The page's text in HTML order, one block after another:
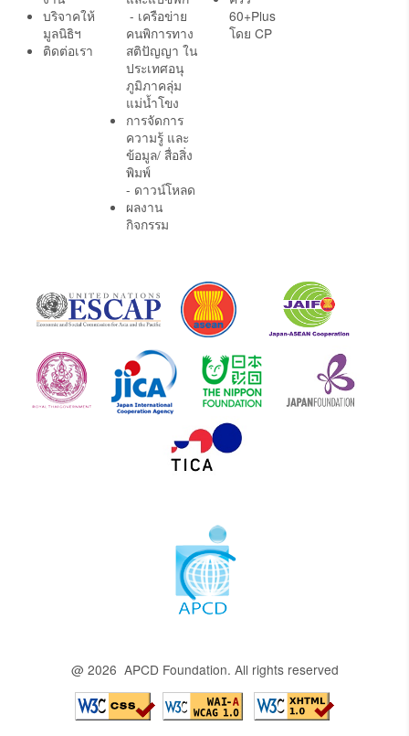
บริจาคให้
มูลนิธิฯ
ติดต่อเรา
- เครือข่าย
คนพิการทาง
สติปัญญา ใน
ประเทศอนุ
ภูมิภาคลุ่ม
แม่น้ำโขง
การจัดการ
ความรู้ และ
ข้อมูล/ สื่อสิ่ง
พิมพ์
- ดาวน์โหลด
ผลงาน
กิจกรรม
60+Plus
โดย CP
@ 2026 APCD Foundation. All rights reserved